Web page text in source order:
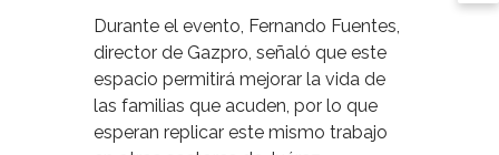
Durante el evento, Fernando Fuentes,
director de Gazpro, señaló que este
espacio permitirá mejorar la vida de
las familias que acuden, por lo que
esperan replicar este mismo trabajo